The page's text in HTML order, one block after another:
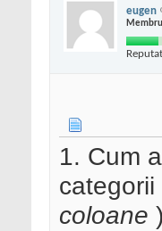
eugen
1. Cum
categorii
coloane